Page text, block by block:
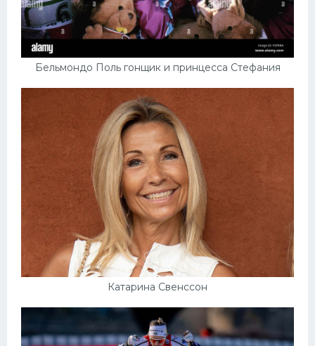
Бельмондо Поль гонщик и принцесса Стефания
Катарина Свенссон